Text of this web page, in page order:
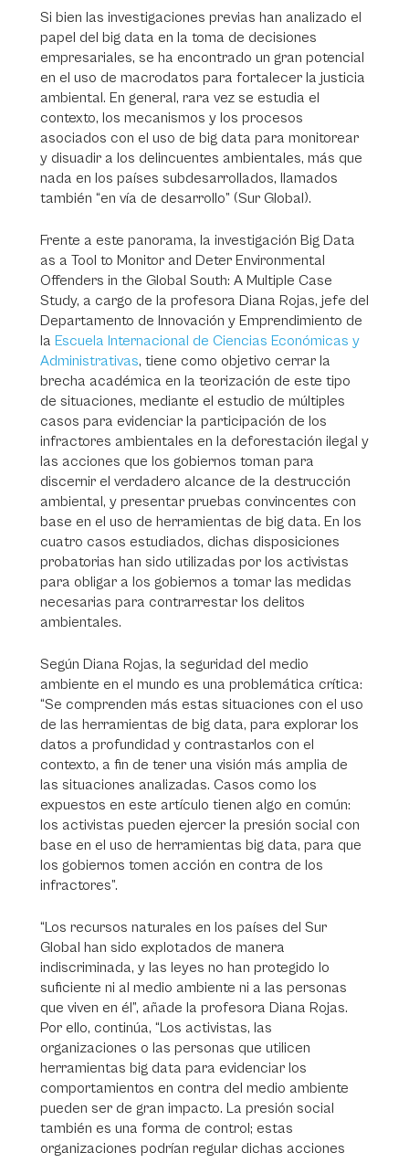
Si bien las investigaciones previas han analizado el
papel del big data en la toma de decisiones
empresariales, se ha encontrado un gran potencial
en el uso de macrodatos para fortalecer la justicia
ambiental. En general, rara vez se estudia el
contexto, los mecanismos y los procesos
asociados con el uso de big data para monitorear
y disuadir a los delincuentes ambientales, más que
nada en los países subdesarrollados, llamados
también “en vía de desarrollo” (Sur Global).
Frente a este panorama, la investigación Big Data
as a Tool to Monitor and Deter Environmental
Offenders in the Global South: A Multiple Case
Study, a cargo de la profesora Diana Rojas, jefe del
Departamento de Innovación y Emprendimiento de
la Escuela Internacional de Ciencias Económicas y
Administrativas, tiene como objetivo cerrar la
brecha académica en la teorización de este tipo
de situaciones, mediante el estudio de múltiples
casos para evidenciar la participación de los
infractores ambientales en la deforestación ilegal y
las acciones que los gobiernos toman para
discernir el verdadero alcance de la destrucción
ambiental, y presentar pruebas convincentes con
base en el uso de herramientas de big data. En los
cuatro casos estudiados, dichas disposiciones
probatorias han sido utilizadas por los activistas
para obligar a los gobiernos a tomar las medidas
necesarias para contrarrestar los delitos
ambientales.
Según Diana Rojas, la seguridad del medio
ambiente en el mundo es una problemática crítica:
“Se comprenden más estas situaciones con el uso
de las herramientas de big data, para explorar los
datos a profundidad y contrastarlos con el
contexto, a fin de tener una visión más amplia de
las situaciones analizadas. Casos como los
expuestos en este artículo tienen algo en común:
los activistas pueden ejercer la presión social con
base en el uso de herramientas big data, para que
los gobiernos tomen acción en contra de los
infractores”.
“Los recursos naturales en los países del Sur
Global han sido explotados de manera
indiscriminada, y las leyes no han protegido lo
suficiente ni al medio ambiente ni a las personas
que viven en él”, añade la profesora Diana Rojas.
Por ello, continúa, “Los activistas, las
organizaciones o las personas que utilicen
herramientas big data para evidenciar los
comportamientos en contra del medio ambiente
pueden ser de gran impacto. La presión social
también es una forma de control; estas
organizaciones podrían regular dichas acciones